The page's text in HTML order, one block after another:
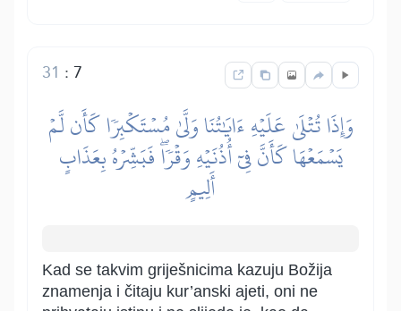
7
:
31
وَإِذَا تُتۡلَىٰ عَلَيۡهِ ءَايَٰتُنَا وَلَّىٰ مُسۡتَكۡبِرٗا كَأَن لَّمۡ
يَسۡمَعۡهَا كَأَنَّ فِيٓ أُذُنَيۡهِ وَقۡرٗاۖ فَبَشِّرۡهُ بِعَذَابٍ
أَلِيمٍ
Kad se takvim griješnicima kazuju Božija
znamenja i čitaju kur’anski ajeti, oni ne